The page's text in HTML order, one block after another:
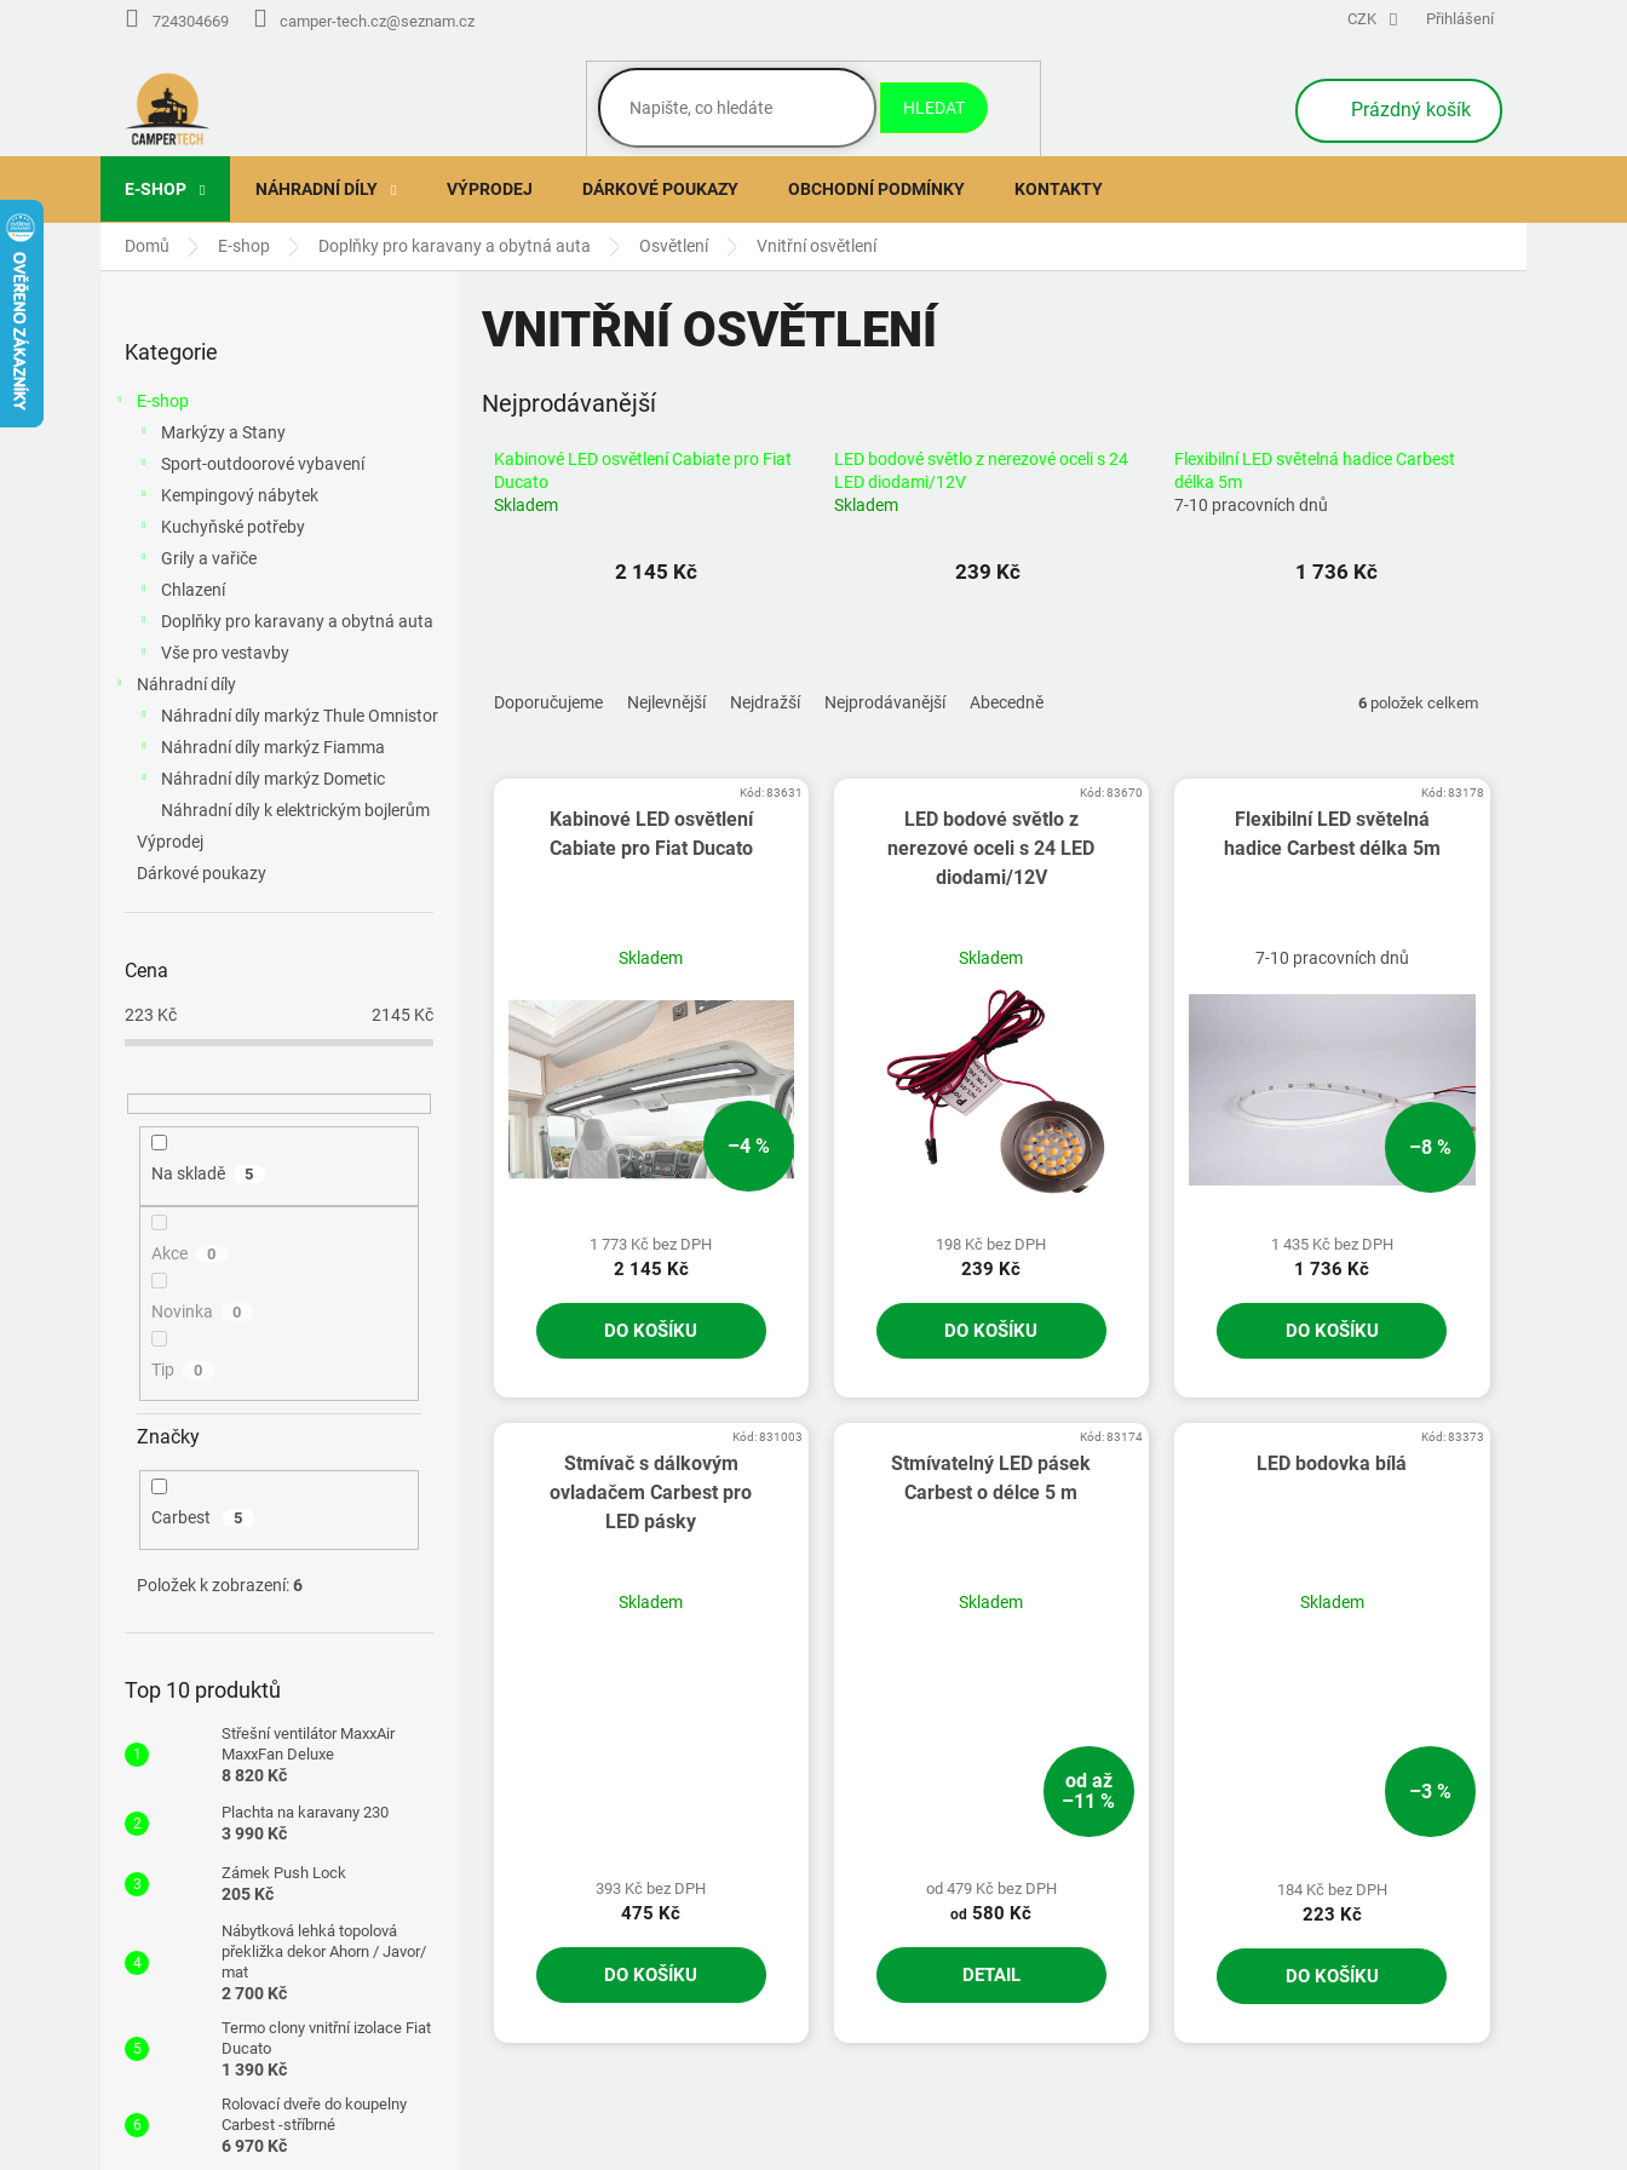
724304669 camper-tech.cz@seznam.cz CZK Přihlášení
HLEDAT
NÁKUPNÍ
KOŠÍK
Prázdný košík
E-SHOP NÁHRADNÍ DÍLY VÝPRODEJ DÁRKOVÉ POUKAZY OBCHODNÍ PODMÍNKY KONTAKTY
Domů E-shop Doplňky pro karavany a obytná auta Osvětlení Vnitřní osvětlení
kategorie
Kategorie
E-shop
Markýzy a Stany
Sport-outdoorové vybavení
Kempingový nábytek
Kuchyňské potřeby
Grily a vařiče
Chlazení
Doplňky pro karavany a obytná auta
Vše pro vestavby
Náhradní díly
Náhradní díly markýz Thule Omnistor
Náhradní díly markýz Fiamma
Náhradní díly markýz Dometic
Náhradní díly k elektrickým bojlerům
Výprodej
Dárkové poukazy
Cena
223 Kč 2145 Kč
Na skladě 5
Akce 0
Novinka 0
Tip 0
Značky
Carbest 5
Položek k zobrazení:6
Top 10 produktů
Střešní ventilátor MaxxAir
MaxxFan Deluxe
8 820 Kč
Plachta na karavany 230
3 990 Kč
Zámek Push Lock
205 Kč
Nábytková lehká topolová
překližka dekor Ahorn / Javor/
mat
2 700 Kč
Termo clony vnitřní izolace Fiat
Ducato
1 390 Kč
Rolovací dveře do koupelny
Carbest -stříbrné
6 970 Kč
VNITŘNÍ OSVĚTLENÍ
Nejprodávanější
Kabinové LED osvětlení Cabiate pro Fiat
Ducato
Skladem
2 145 Kč
LED bodové světlo z nerezové oceli s 24
LED diodami/12V
Skladem
239 Kč
Flexibilní LED světelná hadice Carbest
délka 5m
7-10 pracovních dnů
1 736 Kč
Doporučujeme Nejlevnější Nejdražší Nejprodávanější Abecedně 6 položek celkem
Kabinové LED osvětlení
Cabiate pro Fiat Ducato
Skladem
–4 %
1 773 Kč bez DPH
2 145 Kč
DO KOŠÍKU
Kód:83631
LED bodové světlo z
nerezové oceli s 24 LED
diodami/12V
Skladem
198 Kč bez DPH
239 Kč
DO KOŠÍKU
Kód:83670
Flexibilní LED světelná
hadice Carbest délka 5m
7-10 pracovních dnů
–8 %
1 435 Kč bez DPH
1 736 Kč
DO KOŠÍKU
Kód:83178
Stmívač s dálkovým
ovladačem Carbest pro
LED pásky
Skladem
393 Kč bez DPH
475 Kč
DO KOŠÍKU
Kód:831003
Stmívatelný LED pásek
Carbest o délce 5 m
Skladem
od až
–11 %
od 479 Kč bez DPH
od 580 Kč
DETAIL
Kód:83174
LED bodovka bílá
Skladem
–3 %
184 Kč bez DPH
223 Kč
DO KOŠÍKU
Kód:83373